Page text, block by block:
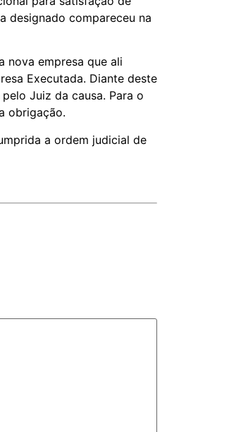
designado compareceu na
nova empresa que ali
Executada. Diante deste
Juiz da causa. Para o
obrigação.
a ordem judicial de